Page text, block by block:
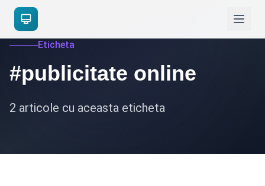
Eticheta
#publicitate online
2 articole cu aceasta eticheta